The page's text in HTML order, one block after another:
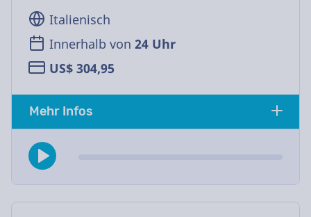
Italienisch
Innerhalb von 24 Uhr
US$ 304,95
Mehr Infos